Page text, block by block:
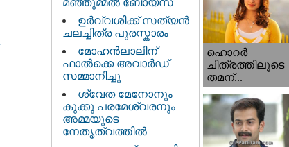
മഞ്ഞുമ്മൽ ബോയ്സ്
ഉർവ്വശിക്ക് സത്യൻ
ചലച്ചിത്ര പുരസ്കാരം
മോഹൻലാലിന്
ഫാല്‍ക്കെ അവാര്‍ഡ്
സമ്മാനിച്ചു
ശ്വേത മേനോനും
കുക്കു പരമേശ്വരനും
അമ്മയുടെ
നേതൃത്വത്തിൽ
ഹൊറര്‍
ചിത്രത്തിലൂടെ
തമന്...